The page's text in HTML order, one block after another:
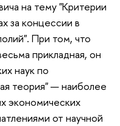
на тему "Критерии
за концессии в
При том, что
прикладная, он
наук по
теория" — наиболее
экономических
от научной